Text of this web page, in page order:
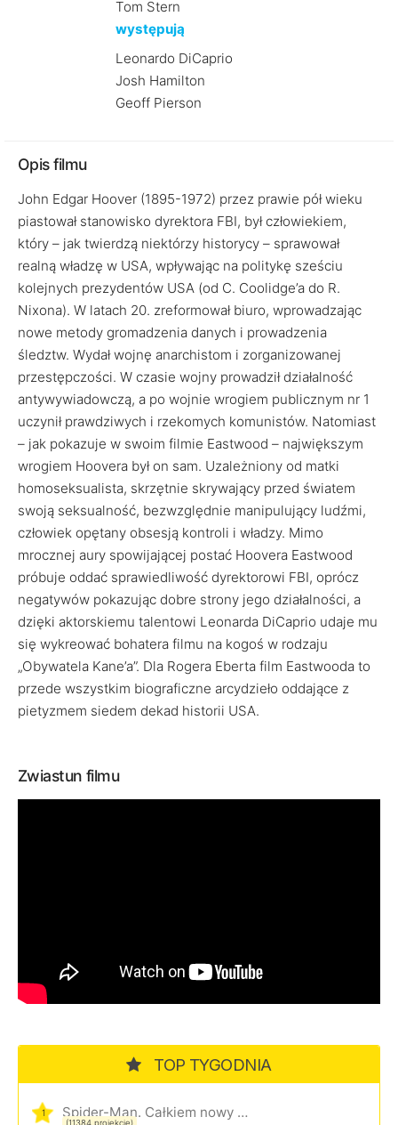
Tom Stern
występują
Leonardo DiCaprio
Josh Hamilton
Geoff Pierson
Opis filmu
John Edgar Hoover (1895-1972) przez prawie pół wieku
piastował stanowisko dyrektora FBI, był człowiekiem,
który – jak twierdzą niektórzy historycy – sprawował
realną władzę w USA, wpływając na politykę sześciu
kolejnych prezydentów USA (od C. Coolidge’a do R.
Nixona). W latach 20. zreformował biuro, wprowadzając
nowe metody gromadzenia danych i prowadzenia
śledztw. Wydał wojnę anarchistom i zorganizowanej
przestępczości. W czasie wojny prowadził działalność
antywywiadowczą, a po wojnie wrogiem publicznym nr 1
uczynił prawdziwych i rzekomych komunistów. Natomiast
– jak pokazuje w swoim filmie Eastwood – największym
wrogiem Hoovera był on sam. Uzależniony od matki
homoseksualista, skrzętnie skrywający przed światem
swoją seksualność, bezwzględnie manipulujący ludźmi,
człowiek opętany obsesją kontroli i władzy. Mimo
mrocznej aury spowijającej postać Hoovera Eastwood
próbuje oddać sprawiedliwość dyrektorowi FBI, oprócz
negatywów pokazując dobre strony jego działalności, a
dzięki aktorskiemu talentowi Leonarda DiCaprio udaje mu
się wykreować bohatera filmu na kogoś w rodzaju
„Obywatela Kane’a”. Dla Rogera Eberta film Eastwooda to
przede wszystkim biograficzne arcydzieło oddające z
pietyzmem siedem dekad historii USA.
Zwiastun filmu
TOP TYGODNIA
1 Spider-Man. Całkiem nowy dzień
(11384 projekcje)